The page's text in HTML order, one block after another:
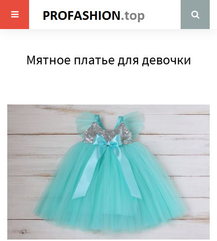
Мятное платье для девочки